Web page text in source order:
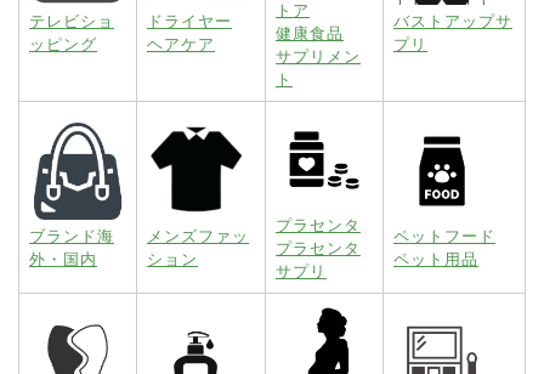
テレビショ
ッピング
ドライヤー
ヘアケア
トア
健康食品
サプリメン
ト
バストアップサ
プリ
ブランド海
外・国内
メンズファッ
ション
プラセンタ
プラセンタ
サプリ
ペットフード
ペット用品